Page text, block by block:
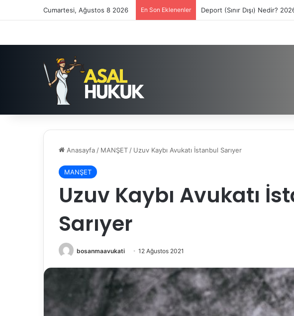
Cumartesi, Ağustos 8 2026 En Son Eklenenler Deport (Sınır Dışı) Nedir?
Anasayfa / MANŞET / Uzuv Kaybı Avukatı İstanbul Sarıyer
MANŞET
Uzuv Kaybı Avukatı
Sarıyer
bosanmaavukati 12 Ağustos 2021